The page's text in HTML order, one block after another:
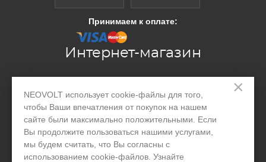
×
NEOVOLT использует cookie-файлы для того,
чтобы Ваши впечатления от покупок на нашем
сайте были максимально положительными. Если
Вы продолжите пользоваться нашими услугами,
мы будем считать, что Вы согласны с
использованием cookie-файлов. Узнайте
Принимаем к оплате:
Интернет-магазин
Организациям
Акции и скидки
Блог